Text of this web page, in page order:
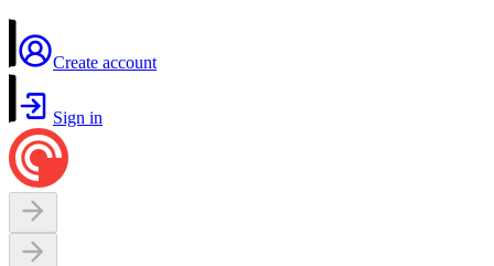
Create account
Sign in